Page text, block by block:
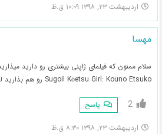
اردیبهشت ۲۳, ۱۳۹۸ ۱۰:۰۹ ق.ظ
مهسا
Sugoi! Kōetsu Girl: Kouno Etsuko رو هم بذارید لطفا؟
2 پاسخ
اردیبهشت ۲۳, ۱۳۹۸ ۸:۳۰ ق.ظ